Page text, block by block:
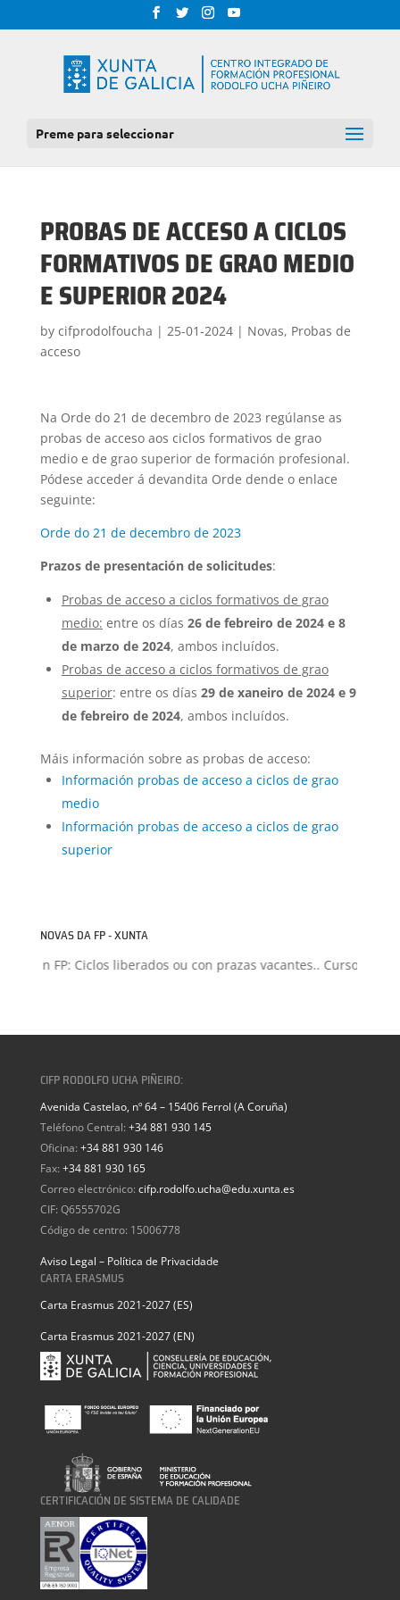
Preme para seleccionar
PROBAS DE ACCESO A CICLOS
FORMATIVOS DE GRAO MEDIO
E SUPERIOR 2024
by cifprodolfoucha | 25-01-2024| Novas, Probas de
acceso
Na Orde do 21 de decembro de 2023 regúlanse as
probas de acceso aos ciclos formativos de grao
medio e de grao superior de formación profesional.
Pódese acceder á devandita Orde dende o enlace
seguinte:
Orde do 21 de decembro de 2023
Prazos de presentación de solicitudes:
Probas de acceso a ciclos formativos de grao
medio: entre os días 26 de febreiro de 2024 e 8
de marzo de 2024, ambos incluídos.
Probas de acceso a ciclos formativos de grao
superior: entre os días 29 de xaneiro de 2024 e 9
de febreiro de 2024, ambos incluídos.
Máis información sobre as probas de acceso:
Información probas de acceso a ciclos de grao
medio
Información probas de acceso a ciclos de grao
superior
NOVAS DA FP - XUNTA
FP: Ciclos liberados ou con prazas vacantes.. Curso 2026-
CIFP RODOLFO UCHA PIÑEIRO:
Avenida Castelao, nº 64 – 15406 Ferrol (A Coruña)
Teléfono Central: +34 881 930 145
Oficina: +34 881 930 146
Fax: +34 881 930 165
Correo electrónico: cifp.rodolfo.ucha@edu.xunta.es
CIF: Q6555702G
Código de centro: 15006778
Aviso Legal – Política de Privacidade
CARTA ERASMUS
Carta Erasmus 2021-2027 (ES)
Carta Erasmus 2021-2027 (EN)
CERTIFICACIÓN DE SISTEMA DE CALIDADE